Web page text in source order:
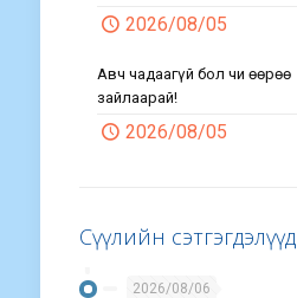
2026/08/05
Авч чадаагүй бол чи өөрөө
зайлаарай!
2026/08/05
Сүүлийн сэтгэгдэлүүд
2026/08/06